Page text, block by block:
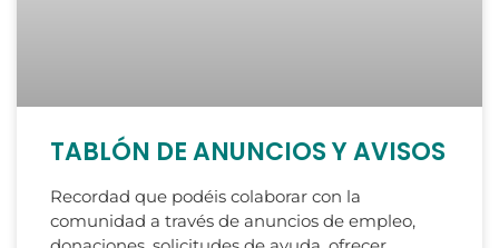
TABLÓN DE ANUNCIOS Y AVISOS
Recordad que podéis colaborar con la
comunidad a través de anuncios de empleo,